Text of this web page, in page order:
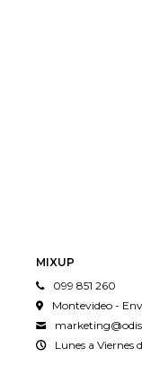
MIXUP
099 851 260
Montevideo -
Lunes a Viernes